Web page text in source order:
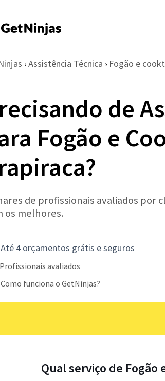
› Assistência Técnica › Fogão e
de
Fogão e
de profissionais avaliados por
os melhores.
Até 4 orçamentos grátis e seguros
Profissionais avaliados
Como funciona o GetNinjas?
Qual serviço de Fogão